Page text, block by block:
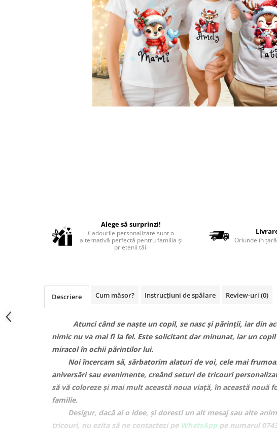
TRICOURI FAMILIE CRACIUN
TRICOURI FAMILIE PERSONALIZATE
STICKERE DECORATIVE CU CITATE
BODY/TRICOURI PERSONALIZATE
Alege să surprinzi!
Cadourile personalizate sunt o
alternativă perfectă pentru familia și
prietenii tăi.
Oriunde în țară
Descriere Cum măsor? Instrucțiuni de spălare Review-uri (0)
Atunci când se naște un copil, se nasc și părinții, iar din
nimic nu va mai fi la fel. Este solicitant dar minunat, iar un
miracol în ochii părintilor lui.
Noi încercam să, sărbatorim alaturi de voi, cele mai
aniversări sau evenimente, creând seturi de tricouri
să vă coloreze și mai mult această noua viață, în această nouă
familie.
Desigur, dacă ai o idee, și doresti un alt mesaj sau alte
tricouri, nu ezita să ne contactezi pe WhatsApp pe numarul